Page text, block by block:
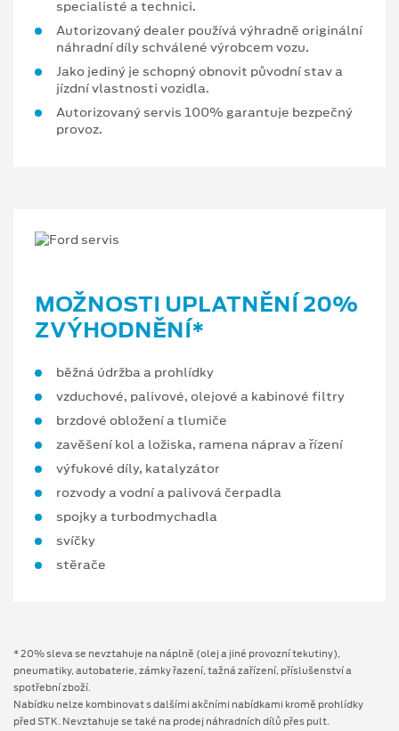
specialisté a technici.
Autorizovaný dealer používá výhradně originální
náhradní díly schválené výrobcem vozu.
Jako jediný je schopný obnovit původní stav a
jízdní vlastnosti vozidla.
Autorizovaný servis 100% garantuje bezpečný
provoz.
MOŽNOSTI UPLATNĚNÍ 20%
ZVÝHODNĚNÍ*
běžná údržba a prohlídky
vzduchové, palivové, olejové a kabinové filtry
brzdové obložení a tlumiče
zavěšení kol a ložiska, ramena náprav a řízení
výfukové díly, katalyzátor
rozvody a vodní a palivová čerpadla
spojky a turbodmychadla
svíčky
stěrače
* 20% sleva se nevztahuje na náplně (olej a jiné provozní tekutiny),
pneumatiky, autobaterie, zámky řazení, tažná zařízení, příslušenství a
spotřební zboží.
Nabídku nelze kombinovat s dalšími akčními nabídkami kromě prohlídky
před STK. Nevztahuje se také na prodej náhradních dílů přes pult.